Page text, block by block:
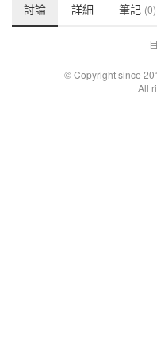
討論 詳細 筆記 (0)
© Copyright since
All